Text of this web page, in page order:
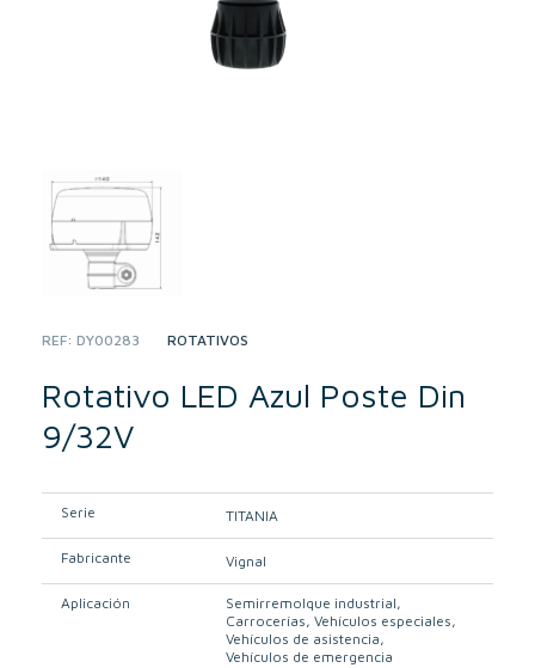
REF:DY00283
CATEGORY:ROTATIVOS
Rotativo LED Azul Poste Din
9/32V
Serie TITANIA
Fabricante Vignal
Aplicación
Semirremolque industrial
Carrocerías Vehículos especiales
Vehículos de asistencia
Vehículos de emergencia